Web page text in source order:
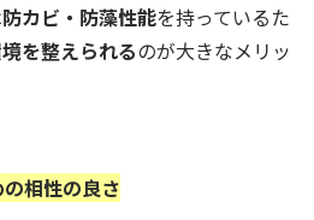
防カビ・防藻性能を持っているた
を整えられるのが大きなメリッ
相性の良さ